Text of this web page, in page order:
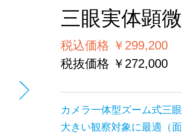
三眼実体顕
税込価格 ￥299,200
税抜価格 ￥272,000
カメラ一体型ズーム式三
大きい観察対象に最適（面